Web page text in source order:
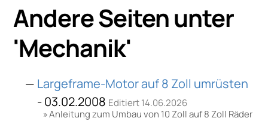
Andere Seiten unter
'Mechanik'
Largeframe-Motor auf 8 Zoll umrüsten
- 03.02.2008 Editiert 14.06.2026
Anleitung zum Umbau von 10 Zoll auf 8 Zoll Räder